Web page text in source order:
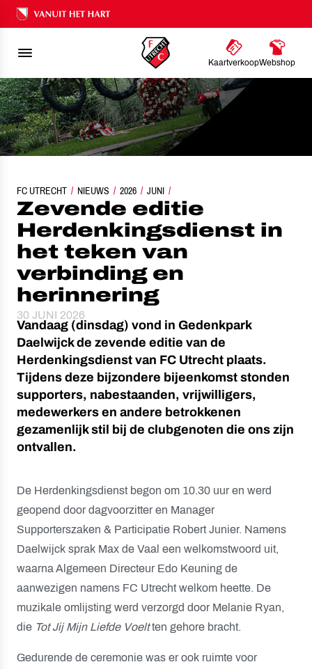
Ons nalatenschap
KaartverkoopWebshop
FC UTRECHT NIEUWS 2026 JUNI
EDITIE HERDENKINGSDIENST IN HET TEKEN VAN VERBINDING EN
Zevende editie
Herdenkingsdienst in
het teken van
verbinding en
herinnering
30 JUNI 2026
Vandaag (dinsdag) vond in Gedenkpark
Daelwijck de zevende editie van de
Herdenkingsdienst van FC Utrecht plaats.
Tijdens deze bijzondere bijeenkomst stonden
supporters, nabestaanden, vrijwilligers,
medewerkers en andere betrokkenen
gezamenlijk stil bij de clubgenoten die ons zijn
ontvallen.
De Herdenkingsdienst begon om 10.30 uur en werd
geopend door dagvoorzitter en Manager
Supporterszaken & Participatie Robert Junier. Namens
Daelwijck sprak Max de Vaal een welkomstwoord uit,
waarna Algemeen Directeur Edo Keuning de
aanwezigen namens FC Utrecht welkom heette. De
muzikale omlijsting werd verzorgd door Melanie Ryan,
die Tot Jij Mijn Liefde Voeltten gehore bracht.
Gedurende de ceremonie was er ook ruimte voor